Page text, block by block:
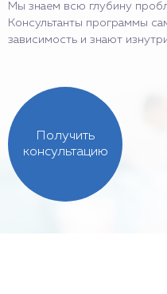
Мы знаем всю глубину
Консультанты программы
зависимость и знают
Получить
консультацию